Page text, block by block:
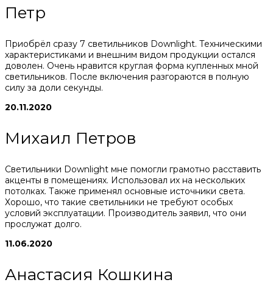
Петр
Приобрёл сразу 7 светильников Downlight. Техническими
характеристиками и внешним видом продукции остался
доволен. Очень нравится круглая форма купленных мной
светильников. После включения разгораются в полную
силу за доли секунды.
20.11.2020
Михаил Петров
Светильники Downlight мне помогли грамотно расставить
акценты в помещениях. Использовал их на нескольких
потолках. Также применял основные источники света.
Хорошо, что такие светильники не требуют особых
условий эксплуатации. Производитель заявил, что они
прослужат долго.
11.06.2020
Анастасия Кошкина